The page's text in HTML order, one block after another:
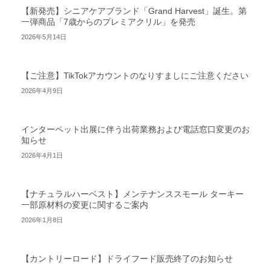
【新発売】シニアケアブランド「Grand Harvest」誕生。第
一弾商品「7歳からのプレミアクリル」を発売
2026年5月14日
【ご注意】TikTokアカウントのなりすましにご注意ください
2026年4月9日
インターペット出展に伴う出荷業務および電話窓口変更のお
知らせ
2026年4月1日
【ナチュラルハーベスト】メンテナンススモール ターキー
一部原材料の変更に関するご案内
2026年1月8日
【カントリーロード】ドライフード販売終了のお知らせ